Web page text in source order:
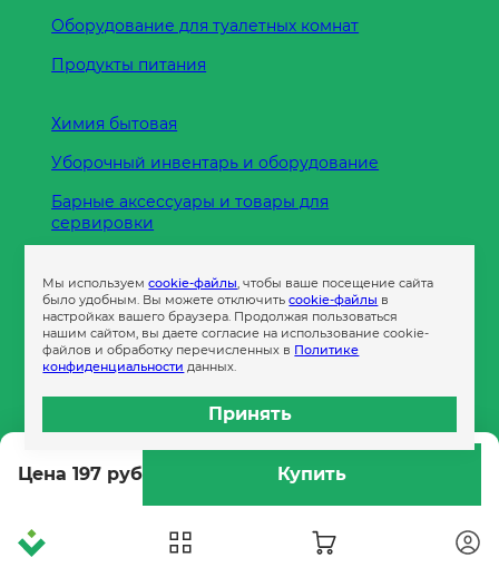
Цена 197 руб Купить
Оборудование для туалетных комнат
Продукты питания
Химия бытовая
Уборочный инвентарь и оборудование
Барные аксессуары и товары для
сервировки
Пленка
Пакеты и сумки
Контейнеры
Бумага офисная
Гигиеническая продукция
Мы используемcookie-файлы, чтобы ваше посещение сайта
было удобным. Вы можете отключитьcookie-файлы в
настройках вашего браузера. Продолжая пользоваться
нашим сайтом, вы даете согласие на использование cookie-
файлов и обработку перечисленных в Политике
конфиденциальности данных.
Принять